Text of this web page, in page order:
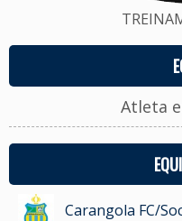
Atleta
Carangola FC/